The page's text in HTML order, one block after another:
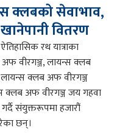
क्लबको सेवाभाव,
वितरण
रथ यात्राका
वीरगञ्ज, लायन्स क्लब
क्लब अफ वीरगञ्ज
क्लब अफ वीरगञ्ज जय गहवा
संयुक्तरूपमा हजारौं
छन्।